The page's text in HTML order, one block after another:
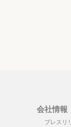
会社情報
プレスリ